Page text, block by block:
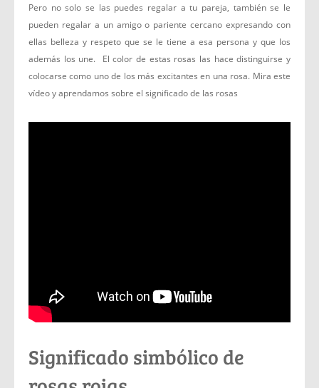
Pero no solo se las puedes regalar a tu pareja, también se le
pueden regalar a un amigo o pariente cercano expresando con
ellas belleza y respeto que se le tiene a esa persona y que los
además los une. El color de estas rosas las hace distinguirse y
colocarse como uno de los más excitantes en una rosa. Mira este
vídeo y aprendamos sobre el significado de las rosas
Significado simbólico de